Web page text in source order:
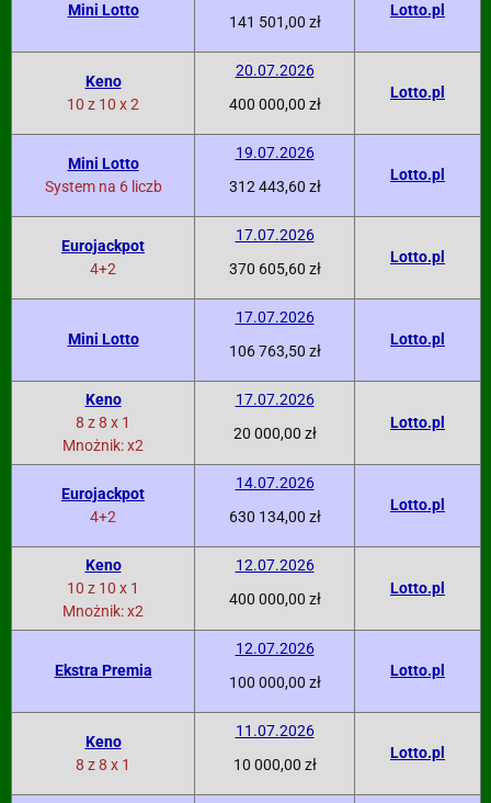
Mini Lotto
141 501,00 zł
Lotto.pl
Keno
10 z 10 x 2
20.07.2026
400 000,00 zł
Lotto.pl
Mini Lotto
System na 6 liczb
19.07.2026
312 443,60 zł
Lotto.pl
Eurojackpot
4+2
17.07.2026
370 605,60 zł
Lotto.pl
Mini Lotto
17.07.2026
106 763,50 zł
Lotto.pl
Keno
8 z 8 x 1
Mnożnik: x2
17.07.2026
20 000,00 zł
Lotto.pl
Eurojackpot
4+2
14.07.2026
630 134,00 zł
Lotto.pl
Keno
10 z 10 x 1
Mnożnik: x2
12.07.2026
400 000,00 zł
Lotto.pl
Ekstra Premia
12.07.2026
100 000,00 zł
Lotto.pl
Keno
8 z 8 x 1
11.07.2026
10 000,00 zł
Lotto.pl